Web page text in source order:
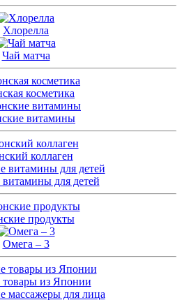
Хлорелла
Чай матча
косметика
витамины
коллаген
для детей
продукты
Омега – 3
товары из Японии